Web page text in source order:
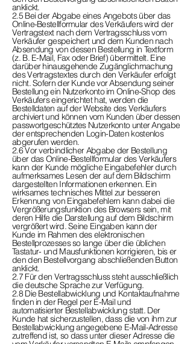
anklickt.
2.5 Bei der Abgabe eines Angebots über das
Online-Bestellformular des Verkäufers wird der
Vertragstext nach dem Vertragsschluss vom
Verkäufer gespeichert und dem Kunden nach
Absendung von dessen Bestellung in Textform
(z. B. E-Mail, Fax oder Brief) übermittelt. Eine
darüber hinausgehende Zugänglichmachung
des Vertragstextes durch den Verkäufer erfolgt
nicht. Sofern der Kunde vor Absendung seiner
Bestellung ein Nutzerkonto im Online-Shop des
Verkäufers eingerichtet hat, werden die
Bestelldaten auf der Website des Verkäufers
archiviert und können vom Kunden über dessen
passwortgeschütztes Nutzerkonto unter Angabe
der entsprechenden Login-Daten kostenlos
abgerufen werden.
2.6 Vor verbindlicher Abgabe der Bestellung
über das Online-Bestellformular des Verkäufers
kann der Kunde mögliche Eingabefehler durch
aufmerksames Lesen der auf dem Bildschirm
dargestellten Informationen erkennen. Ein
wirksames technisches Mittel zur besseren
Erkennung von Eingabefehlern kann dabei die
Vergrößerungsfunktion des Browsers sein, mit
deren Hilfe die Darstellung auf dem Bildschirm
vergrößert wird. Seine Eingaben kann der
Kunde im Rahmen des elektronischen
Bestellprozesses so lange über die üblichen
Tastatur- und Mausfunktionen korrigieren, bis er
den den Bestellvorgang abschließenden Button
anklickt.
2.7 Für den Vertragsschluss steht ausschließlich
die deutsche Sprache zur Verfügung.
2.8 Die Bestellabwicklung und Kontaktaufnahme
finden in der Regel per E-Mail und
automatisierter Bestellabwicklung statt. Der
Kunde hat sicherzustellen, dass die von ihm zur
Bestellabwicklung angegebene E-Mail-Adresse
zutreffend ist, so dass unter dieser Adresse die